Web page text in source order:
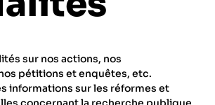
national de la recherche
sur nos actions, nos
pétitions et enquêtes, etc.
informations sur les réformes et